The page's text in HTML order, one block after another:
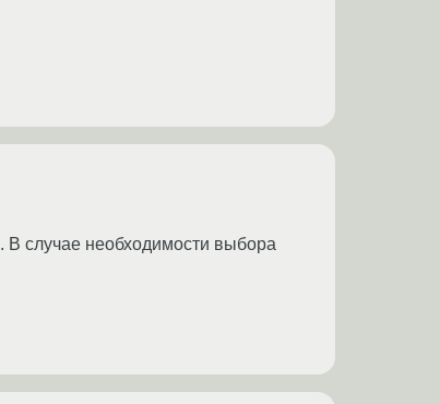
В случае необходимости выбора